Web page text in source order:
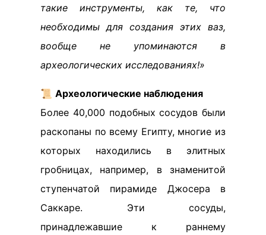
такие инструменты, как те, что
необходимы для создания этих ваз,
вообще не упоминаются в
археологических исследованиях!»
📜 Археологические наблюдения
Более 40,000 подобных сосудов были
раскопаны по всему Египту, многие из
которых находились в элитных
гробницах, например, в знаменитой
ступенчатой пирамиде Джосера в
Саккаре. Эти сосуды,
принадлежавшие к раннему